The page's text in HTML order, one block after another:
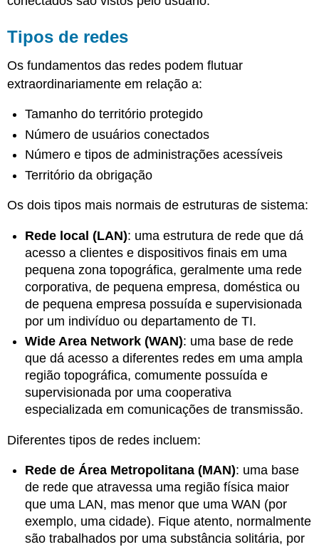
Tipos de redes
Os fundamentos das redes podem flutuar
extraordinariamente em relação a:
Tamanho do território protegido
Número de usuários conectados
Número e tipos de administrações acessíveis
Território da obrigação
Os dois tipos mais normais de estruturas de sistema:
Rede local (LAN): uma estrutura de rede que dá
acesso a clientes e dispositivos finais em uma
pequena zona topográfica, geralmente uma rede
corporativa, de pequena empresa, doméstica ou
de pequena empresa possuída e supervisionada
por um indivíduo ou departamento de TI.
Wide Area Network (WAN): uma base de rede
que dá acesso a diferentes redes em uma ampla
região topográfica, comumente possuída e
supervisionada por uma cooperativa
especializada em comunicações de transmissão.
Diferentes tipos de redes incluem:
Rede de Área Metropolitana (MAN): uma base
de rede que atravessa uma região física maior
que uma LAN, mas menor que uma WAN (por
exemplo, uma cidade). Fique atento, normalmente
são trabalhados por uma substância solitária, por